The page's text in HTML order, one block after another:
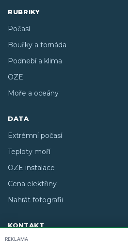
RUBRIKY
Počasí
Bouřky a tornáda
Podnebí a klima
OZE
Moře a oceány
DATA
Extrémní počasí
Teploty moří
OZE instalace
Cena elektřiny
Nahrát fotografii
KONTAKT
O nás
REKLAMA